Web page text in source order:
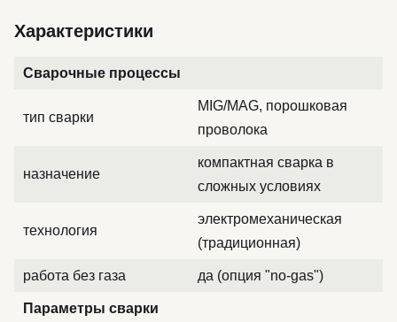
Характеристики
Сварочные процессы
тип сварки
MIG/MAG, порошковая
проволока
назначение
компактная сварка в
сложных условиях
технология
электромеханическая
(традиционная)
работа без газа да (опция "no-gas")
Параметры сварки